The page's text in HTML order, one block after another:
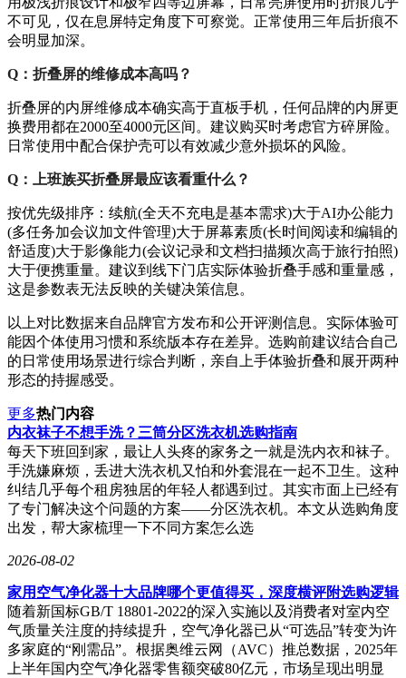
不可见，仅在息屏特定角度下可察觉。正常使用三年后折痕不
会明显加深。
Q：折叠屏的维修成本高吗？
折叠屏的内屏维修成本确实高于直板手机，任何品牌的内屏更
换费用都在2000至4000元区间。建议购买时考虑官方碎屏险。
日常使用中配合保护壳可以有效减少意外损坏的风险。
Q：上班族买折叠屏最应该看重什么？
按优先级排序：续航(全天不充电是基本需求)大于AI办公能力
(多任务加会议加文件管理)大于屏幕素质(长时间阅读和编辑的
舒适度)大于影像能力(会议记录和文档扫描频次高于旅行拍照)
大于便携重量。建议到线下门店实际体验折叠手感和重量感，
这是参数表无法反映的关键决策信息。
以上对比数据来自品牌官方发布和公开评测信息。实际体验可
能因个体使用习惯和系统版本存在差异。选购前建议结合自己
的日常使用场景进行综合判断，亲自上手体验折叠和展开两种
形态的持握感受。
更多热门内容
内衣袜子不想手洗？三筒分区洗衣机选购指南
每天下班回到家，最让人头疼的家务之一就是洗内衣和袜子。
手洗嫌麻烦，丢进大洗衣机又怕和外套混在一起不卫生。这种
纠结几乎每个租房独居的年轻人都遇到过。其实市面上已经有
了专门解决这个问题的方案——分区洗衣机。本文从选购角度
出发，帮大家梳理一下不同方案怎么选
2026-08-02
家用空气净化器十大品牌哪个更值得买，深度横评附选购逻辑
随着新国标GB/T 18801-2022的深入实施以及消费者对室内空
气质量关注度的持续提升，空气净化器已从“可选品”转变为许
多家庭的“刚需品”。根据奥维云网（AVC）推总数据，2025年
上半年国内空气净化器零售额突破80亿元，市场呈现出明显